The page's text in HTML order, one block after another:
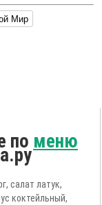
Мир
по меню
салат латук,
коктейльный,